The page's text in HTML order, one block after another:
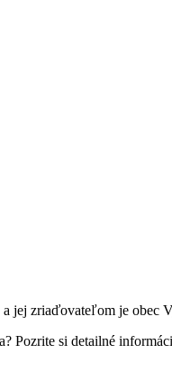
a jej zriaďovateľom je obec
Pozrite si detailné